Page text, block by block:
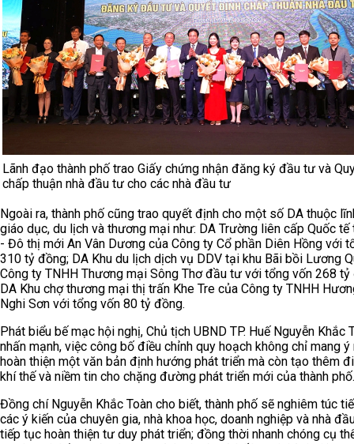
Lãnh đạo thành phố trao Giấy chứng nhận đăng ký đầu tư và
chấp thuận nhà đầu tư cho các nhà đầu tư
Ngoài ra, thành phố cũng trao quyết định cho một số DA thuộc
giáo dục, du lịch và thương mại như: DA Trường liên cấp Quốc tế
- Đô thị mới An Vân Dương của Công ty Cổ phần Diên Hồng với
310 tỷ đồng; DA Khu du lịch dịch vụ DDV tại khu Bãi bồi Lương
Công ty TNHH Thương mại Sông Thơ đầu tư với tổng vốn 268 tỷ
DA Khu chợ thương mại thị trấn Khe Tre của Công ty TNHH
Nghi Sơn với tổng vốn 80 tỷ đồng.
Phát biểu bế mạc hội nghị, Chủ tịch UBND TP. Huế Nguyễn Khắc
nhấn mạnh, việc công bố điều chỉnh quy hoạch không chỉ mang ý
hoàn thiện một văn bản định hướng phát triển mà còn tạo thêm
khí thế và niềm tin cho chặng đường phát triển mới của thành phố.
Đồng chí Nguyễn Khắc Toàn cho biết, thành phố sẽ nghiêm túc
các ý kiến của chuyên gia, nhà khoa học, doanh nghiệp và nhà
tiếp tục hoàn thiện tư duy phát triển; đồng thời nhanh chóng cụ